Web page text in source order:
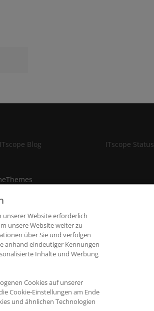
ITscope Blog ITscope Status
Website erforderlich
unsere Website weiter zu
über Sie und verfolgen
anhand eindeutiger Kennungen
Inhalte und Werbung
Cookies auf unserer
Cookie-Einstellungen am Ende
und ähnlichen Technologien